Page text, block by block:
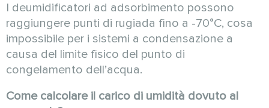
I deumidificatori ad adsorbimento possono
raggiungere punti di rugiada fino a -70°C, cosa
impossibile per i sistemi a condensazione a
causa del limite fisico del punto di
congelamento dell’acqua.
Come calcolare il carico di umidità dovuto al